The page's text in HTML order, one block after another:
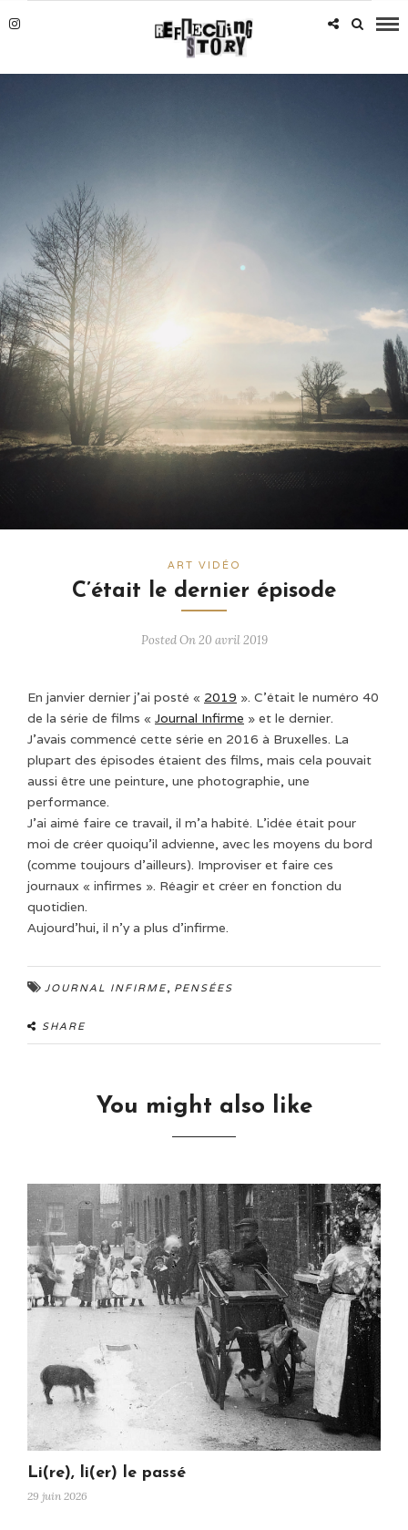
ART VIDÉO
C’était le dernier épisode
Posted On 20 avril 2019
En janvier dernier j’ai posté « 2019 ». C’était le numéro 40
de la série de films « Journal Infirme » et le dernier.
J’avais commencé cette série en 2016 à Bruxelles. La
plupart des épisodes étaient des films, mais cela pouvait
aussi être une peinture, une photographie, une
performance.
J’ai aimé faire ce travail, il m’a habité. L’idée était pour
moi de créer quoiqu’il advienne, avec les moyens du bord
(comme toujours d’ailleurs). Improviser et faire ces
journaux « infirmes ». Réagir et créer en fonction du
quotidien.
Aujourd’hui, il n’y a plus d’infirme.
JOURNAL INFIRME, PENSÉES
SHARE
You might also like
Li(re), li(er) le passé
29 juin 2026